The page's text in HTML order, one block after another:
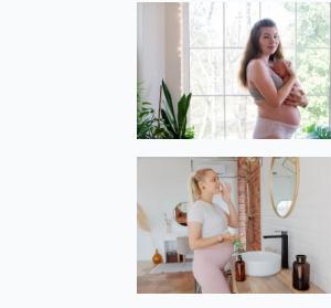
meminta dukungan
mengganggu proses